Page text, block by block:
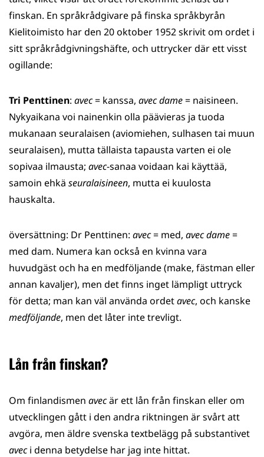
finskan. En språkrådgivare på finska språkbyrån
Kielitoimisto har den 20 oktober 1952 skrivit om ordet i
sitt språkrådgivningshäfte, och uttrycker där ett visst
ogillande:
Tri Penttinen: avec= kanssa, avec dame = naisineen.
Nykyaikana voi nainenkin olla päävieras ja tuoda
mukanaan seuralaisen (aviomiehen, sulhasen tai muun
seuralaisen), mutta tällaista tapausta varten ei ole
sopivaa ilmausta; avec-sanaa voidaan kai käyttää,
samoin ehkä seuralaisineen, mutta ei kuulosta
hauskalta.
översättning: Dr Penttinen: avec= med, avec dame =
med dam. Numera kan också en kvinna vara
huvudgäst och ha en medföljande (make, fästman eller
annan kavaljer), men det finns inget lämpligt uttryck
för detta; man kan väl använda ordetavec, och kanske
medföljande, men det låter inte trevligt.
Lån från finskan?
Om finlandismen avecär ett lån från finskan eller om
utvecklingen gått i den andra riktningen är svårt att
avgöra, men äldre svenska textbelägg på substantivet
aveci denna betydelse har jag inte hittat.